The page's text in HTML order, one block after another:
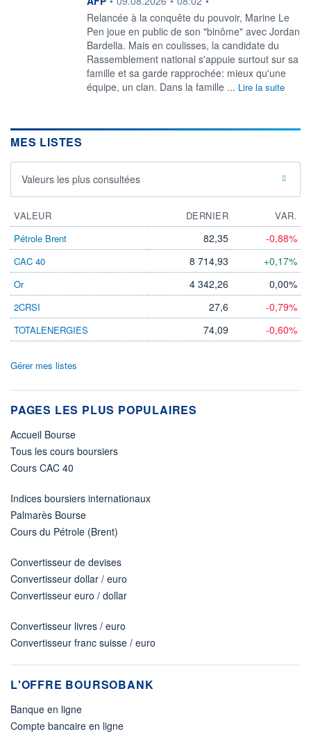
Relancée à la conquête du pouvoir, Marine Le
Pen joue en public de son "binôme" avec Jordan
Bardella. Mais en coulisses, la candidate du
Rassemblement national s'appuie surtout sur sa
famille et sa garde rapprochée: mieux qu'une
équipe, un clan. Dans la famille ... Lire la suite
MES LISTES
Valeurs les plus consultées
VALEUR DERNIER
VAR.
Pétrole Brent
82,35 -0,88%
CAC 40 8 714,93 +0,17%
Or 4 342,26 0,00%
2CRSI 27,6 -0,79%
TOTALENERGIES 74,09 -0,60%
Gérer mes listes
PAGES LES PLUS POPULAIRES
Accueil Bourse
Tous les cours boursiers
Cours CAC 40
Indices boursiers internationaux
Palmarès Bourse
Cours du Pétrole (Brent)
Convertisseur de devises
Convertisseur dollar / euro
Convertisseur euro / dollar
Convertisseur livres / euro
Convertisseur franc suisse / euro
L'OFFRE BOURSOBANK
Banque en ligne
Compte bancaire en ligne